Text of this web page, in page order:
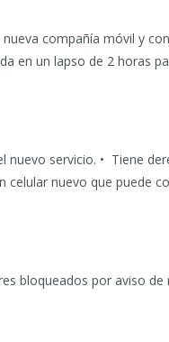
compañía móvil y
en un lapso de 2 horas
nuevo servicio. • Tiene
celular nuevo que puede
bloqueados por aviso de